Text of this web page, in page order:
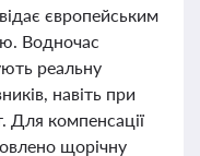
європейським
Водночас
реальну
навіть при
Для компенсації
щорічну